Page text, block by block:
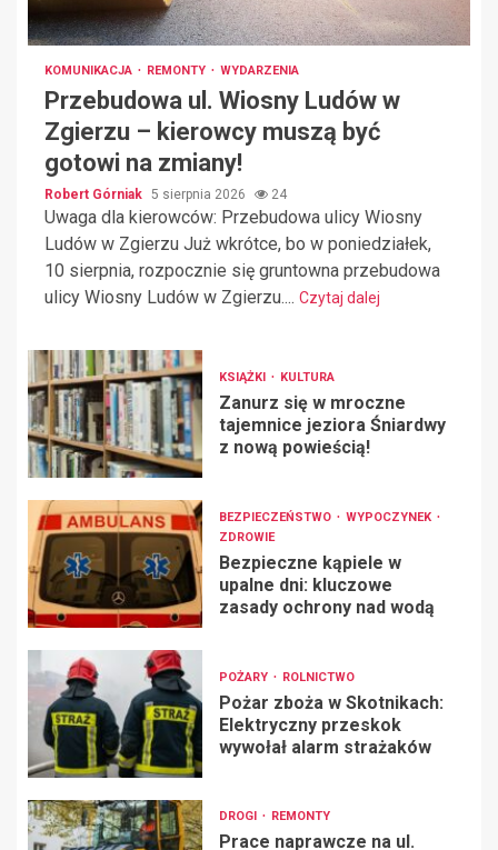
KOMUNIKACJA REMONTY WYDARZENIA
Przebudowa ul. Wiosny Ludów w
Zgierzu – kierowcy muszą być
gotowi na zmiany!
Robert Górniak 5 sierpnia 2026 24
Uwaga dla kierowców: Przebudowa ulicy Wiosny
Ludów w Zgierzu Już wkrótce, bo w poniedziałek,
10 sierpnia, rozpocznie się gruntowna przebudowa
ulicy Wiosny Ludów w Zgierzu.... Czytaj dalej
KSIĄŻKI KULTURA
Zanurz się w mroczne
tajemnice jeziora Śniardwy
z nową powieścią!
BEZPIECZEŃSTWO
WYPOCZYNEK
ZDROWIE
Bezpieczne kąpiele w
upalne dni: kluczowe
zasady ochrony nad wodą
POŻARY ROLNICTWO
Pożar zboża w Skotnikach:
Elektryczny przeskok
wywołał alarm strażaków
DROGI REMONTY
Prace naprawcze na ul.